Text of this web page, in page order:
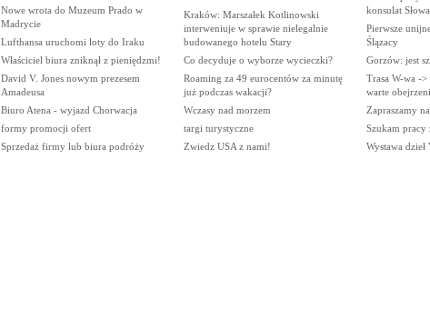
Nowe wrota do Muzeum Prado w
Madrycie
Lufthansa uruchomi loty do Iraku
Właściciel biura zniknął z pieniędzmi!
David V. Jones nowym prezesem
Amadeusa
Biuro Atena - wyjazd Chorwacja
formy promocji ofert
Sprzedaż firmy lub biura podróży
Kraków: Marszałek Kotlinowski
interweniuje w sprawie nielegalnie
budowanego hotelu Stary
Co decyduje o wyborze wycieczki?
Roaming za 49 eurocentów za minutę
już podczas wakacji?
Wczasy nad morzem
targi turystyczne
Zwiedz USA z nami!
konsulat
Pierwsze
Ślązacy
Gorzów: jest
Trasa W-wa -
warte
Zapraszamy
Szukam pracy
Wystawa dzieł